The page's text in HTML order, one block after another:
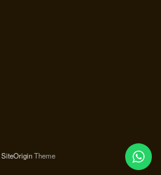
SiteOriginTheme